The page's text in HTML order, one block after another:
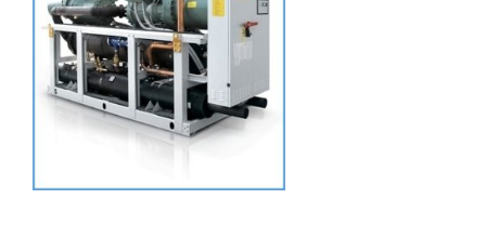
MEDIA
ΦΥΛΛΑΔΙΑ
ΕΥΚΑΙΡΙΕΣ ΕΡΓΑΣΙΑΣ